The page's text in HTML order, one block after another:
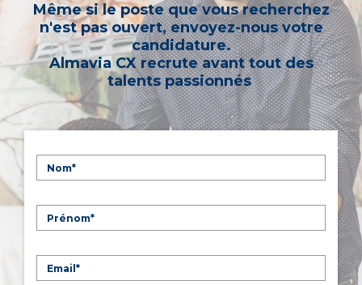
Même si le poste que vous recherchez
n'est pas ouvert, envoyez-nous votre
candidature.
Almavia CX recrute avant tout des
talents passionnés